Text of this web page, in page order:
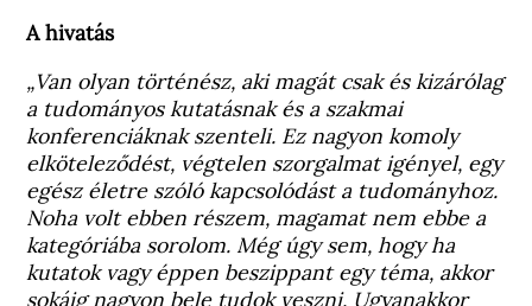
A hivatás
„Van olyan történész, aki magát csak és kizárólag
a tudományos kutatásnak és a szakmai
konferenciáknak szenteli. Ez nagyon komoly
elköteleződést, végtelen szorgalmat igényel, egy
egész életre szóló kapcsolódást a tudományhoz.
Noha volt ebben részem, magamat nem ebbe a
kategóriába sorolom. Még úgy sem, hogy ha
kutatok vagy éppen beszippant egy téma, akkor
sokáig nagyon bele tudok veszni. Ugyanakkor